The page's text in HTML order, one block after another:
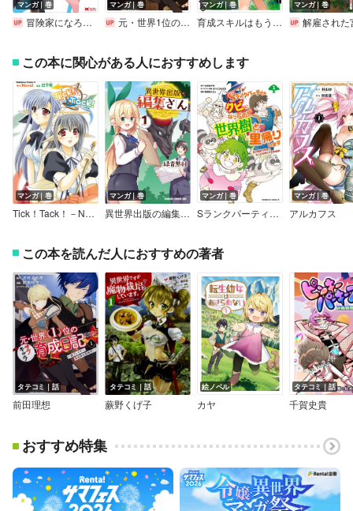
マンガ｜巻
冒険家になろう！～スキルボードでダンジョン攻略～（コミック）
マンガ｜巻
元・世界1位のサブキャラ育成日記 ～廃プレイヤー、異世界を攻略中！～
マンガ｜巻
育成スキルはもういらないと勇者パーティを解雇されたので、退職金がわりにもらった【領地】を強くしてみる【デジタル版限定特典付き】
マンガ｜巻
解雇された宮廷錬金術師は辺境で大農園を作り上げる～祖国を追い出されたけど、最強領地でスロー
この本に関心がある人におすすめします
マンガ｜巻
Tick！Tack！－NEVER SAY GOODBYE－
マンガ｜巻
異世界出版の編集さん
マンガ｜巻
Sランクパーティをクビになったので世界樹と里帰りします 能力固定の世界で村人と仲間だけが神成長！
マンガ｜巻
アルカフス
この本を読んだ人におすすめの著者
タテコミ｜話
前田理想
タテコミ｜話
蕨野くげ子
絵ノベル
カヤ
タテコミ｜話
千賀史貴
おすすめ特集